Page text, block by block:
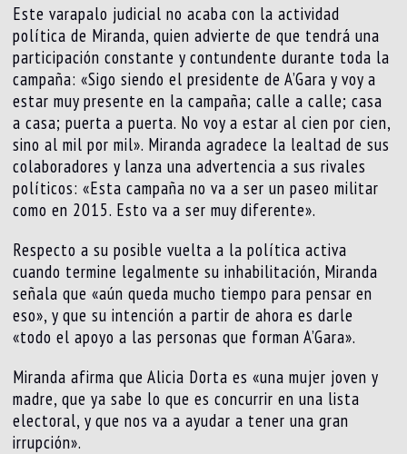
Este varapalo judicial no acaba con la actividad
política de Miranda, quien advierte de que tendrá una
participación constante y contundente durante toda la
campaña: «Sigo siendo el presidente de A’Gara y voy a
estar muy presente en la campaña; calle a calle; casa
a casa; puerta a puerta. No voy a estar al cien por cien,
sino al mil por mil». Miranda agradece la lealtad de sus
colaboradores y lanza una advertencia a sus rivales
políticos: «Esta campaña no va a ser un paseo militar
como en 2015. Esto va a ser muy diferente».
Respecto a su posible vuelta a la política activa
cuando termine legalmente su inhabilitación, Miranda
señala que «aún queda mucho tiempo para pensar en
eso», y que su intención a partir de ahora es darle
«todo el apoyo a las personas que forman A’Gara».
Miranda afirma que Alicia Dorta es «una mujer joven y
madre, que ya sabe lo que es concurrir en una lista
electoral, y que nos va a ayudar a tener una gran
irrupción».